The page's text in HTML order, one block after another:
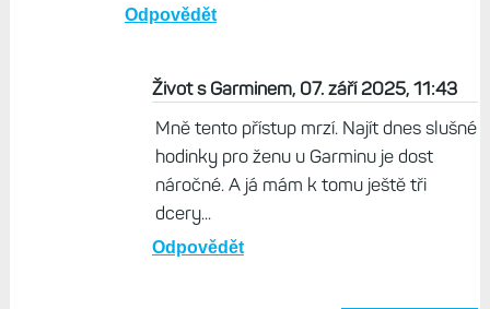
Odpovědět
Život s Garminem, 07. září 2025, 11:43
Mně tento přístup mrzí. Najít dnes slušné
hodinky pro ženu u Garminu je dost
náročné. A já mám k tomu ještě tři
dcery...
Odpovědět